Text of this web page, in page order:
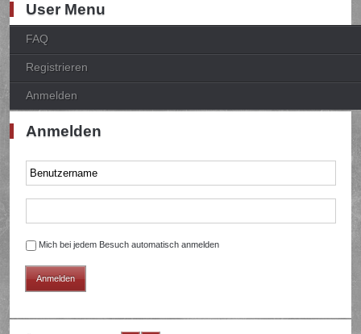
User Menu
FAQ
Registrieren
Anmelden
Anmelden
Mich bei jedem Besuch automatisch anmelden